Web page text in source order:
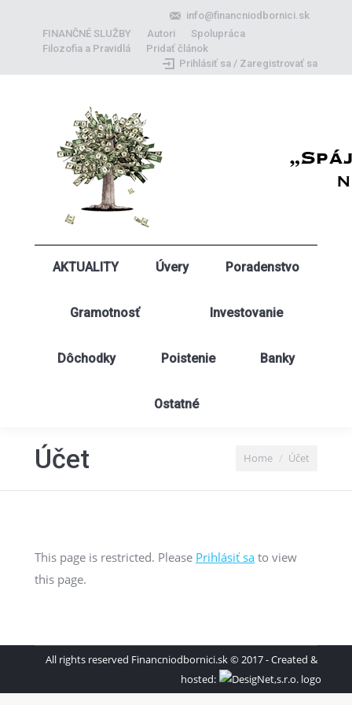
info@financniodbornici.sk
FINANČNÉ SLUŽBY
Autori
Spolupráca
Filozofia a Pravidlá
Pridať článok
Prihlásiť sa / Zaregistrovať sa
AKTUALITY Úvery Poradenstvo
Gramotnosť Investovanie
Dôchodky Poistenie Banky
Ostatné
Účet Home Účet
This page is restricted. Please Prihlásiť sa to view
this page.
All rights reserved Financniodbornici.sk © 2017 - Created &
hosted: